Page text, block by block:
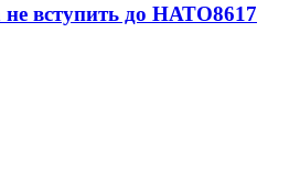
вступить до НАТО8617